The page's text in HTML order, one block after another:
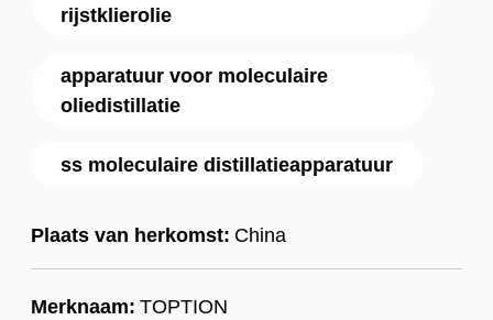
rijstklierolie
apparatuur voor moleculaire
oliedistillatie
ss moleculaire distillatieapparatuur
Plaats van herkomst: China
Merknaam: TOPTION